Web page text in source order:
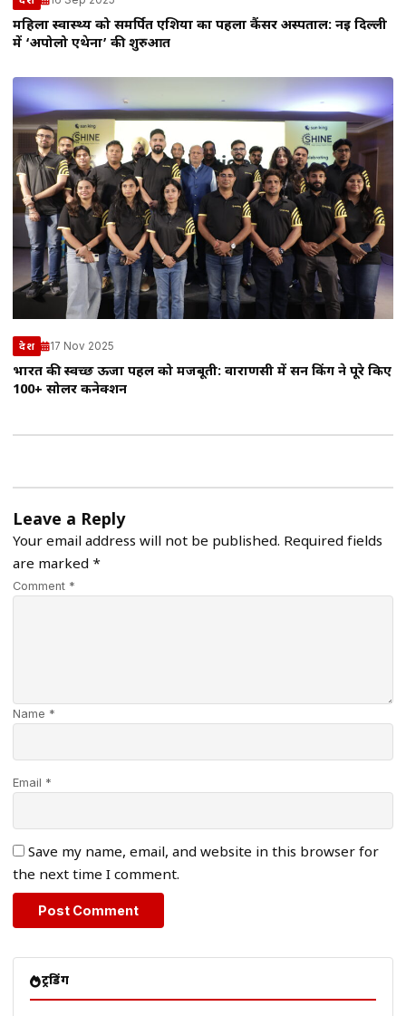
महिला स्वास्थ्य को समर्पित एशिया का पहला कैंसर अस्पताल: नई दिल्ली
में ‘अपोलो एथेना’ की शुरुआत
देश 17 Nov 2025
भारत की स्वच्छ ऊर्जा पहल को मजबूती: वाराणसी में सन किंग ने पूरे किए
100+ सोलर कनेक्शन
Leave a Reply
Your email address will not be published. Required fields
are marked *
Comment *
Name *
Email *
Save my name, email, and website in this browser for
the next time I comment.
ट्रेंडिंग